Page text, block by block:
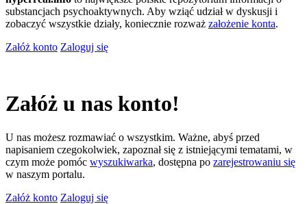
substancjach psychoaktywnych. Aby wziąć udział w dyskusji i
zobaczyć wszystkie działy, koniecznie rozważ założenie konta.
Załóż konto Zaloguj się
Załóż u nas konto!
U nas możesz rozmawiać o wszystkim. Ważne, abyś przed
napisaniem czegokolwiek, zapoznał się z istniejącymi tematami, w
czym może pomóc wyszukiwarka, dostępna po zarejestrowaniu się
w naszym portalu.
Załóż konto Zaloguj się